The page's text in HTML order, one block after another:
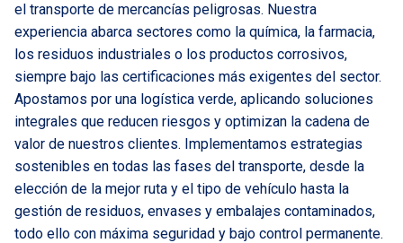
el transporte de mercancías peligrosas. Nuestra
experiencia abarca sectores como la química, la farmacia,
los residuos industriales o los productos corrosivos,
siempre bajo las certificaciones más exigentes del sector.
Apostamos por una logística verde, aplicando soluciones
integrales que reducen riesgos y optimizan la cadena de
valor de nuestros clientes. Implementamos estrategias
sostenibles en todas las fases del transporte, desde la
elección de la mejor ruta y el tipo de vehículo hasta la
gestión de residuos, envases y embalajes contaminados,
todo ello con máxima seguridad y bajo control permanente.